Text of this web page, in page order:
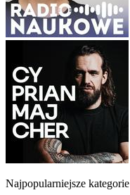
Najpopularniejsze kategorie